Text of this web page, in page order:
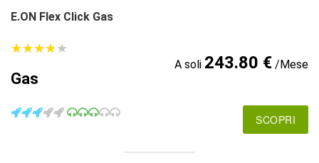
E.ON Flex Click Gas
★★★★★
★★★★★
Gas
A soli 243.80 €/Mese
SCOPRI